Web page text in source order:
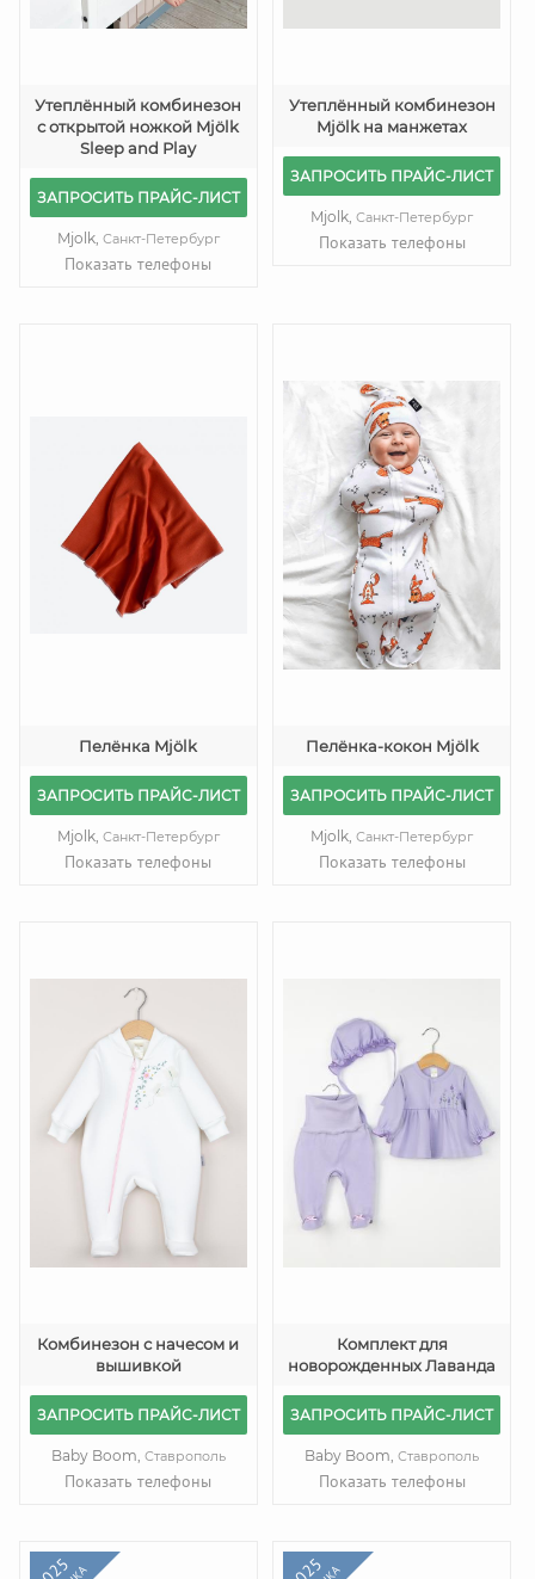
Утеплённый комбинезон
с открытой ножкой Mjölk
Sleep and Play
ЗАПРОСИТЬ ПРАЙС-ЛИСТ
Mjolk, Санкт-Петербург
Показать телефоны
Утеплённый комбинезон
Mjölk на манжетах
ЗАПРОСИТЬ ПРАЙС-ЛИСТ
Mjolk,Санкт-Петербург
Показать телефоны
Пелёнка Mjölk
ЗАПРОСИТЬ ПРАЙС-ЛИСТ
Mjolk, Санкт-Петербург
Показать телефоны
Пелёнка-кокон Mjölk
ЗАПРОСИТЬ ПРАЙС-ЛИСТ
Mjolk,Санкт-Петербург
Показать телефоны
Комбинезон с начесом и
вышивкой
ЗАПРОСИТЬ ПРАЙС-ЛИСТ
Baby Boom, Ставрополь
Показать телефоны
Комплект для
новорожденных Лаванда
ЗАПРОСИТЬ ПРАЙС-ЛИСТ
Baby Boom,Ставрополь
Показать телефоны